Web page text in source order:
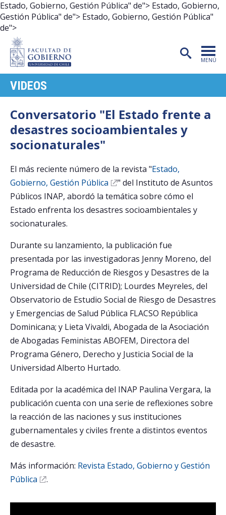
Estado, Gobierno, Gestión Pública" de"> Estado, Gobierno,
Gestión Pública" de"> Estado, Gobierno, Gestión Pública"
de">
MENÚ
CARRERAS
POSTGRADO
INVESTIGACIÓN
EXTENSIÓN
PUBLICACIONES
ADMISIÓN
Postulantes
Estudiantes
Funcionarios
Egresados
VIDEOS
Conversatorio "El Estado frente a
desastres socioambientales y
socionaturales"
El más reciente número de la revista "Estado,
Gobierno, Gestión Pública
" del Instituto de Asuntos
Públicos INAP, abordó la temática sobre cómo el
Estado enfrenta los desastres socioambientales y
socionaturales.
Durante su lanzamiento, la publicación fue
presentada por las investigadoras Jenny Moreno, del
Programa de Reducción de Riesgos y Desastres de la
Universidad de Chile (CITRID); Lourdes Meyreles, del
Observatorio de Estudio Social de Riesgo de Desastres
y Emergencias de Salud Pública FLACSO República
Dominicana; y Lieta Vivaldi, Abogada de la Asociación
de Abogadas Feministas ABOFEM, Directora del
Programa Género, Derecho y Justicia Social de la
Universidad Alberto Hurtado.
Editada por la académica del INAP Paulina Vergara, la
publicación cuenta con una serie de reflexiones sobre
la reacción de las naciones y sus instituciones
gubernamentales y civiles frente a distintos eventos
de desastre.
Más información: Revista Estado, Gobierno y Gestión
Pública
.